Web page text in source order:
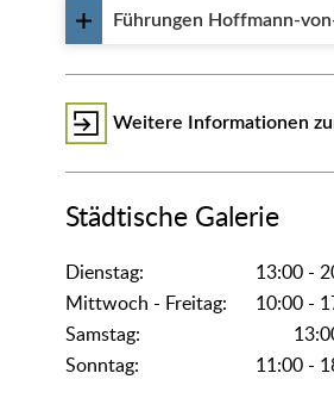
Führungen Hoffmann-
Weitere Informationen
Städtische Galerie
Dienstag:
13:00 -
Mittwoch - Freitag:
10:00 -
Samstag:
Sonntag:
11:00 -